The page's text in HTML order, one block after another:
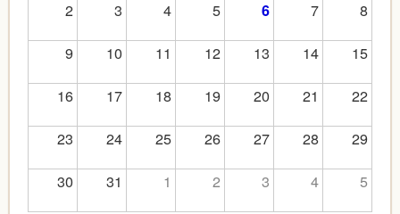
2
3 4 5 6 7
8
9
10 11 12 13 14
15
16
17 18 19 20 21
22
23
24 25 26 27 28
29
30
31 1 2 3 4 5